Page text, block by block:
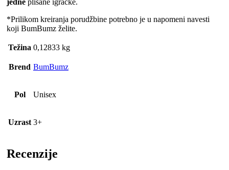
jedne plišane igračke.
*Prilikom kreiranja porudžbine potrebno je u napomeni navesti
koji BumBumz želite.
Težina 0,12833 kg
Brend BumBumz
Pol Unisex
Uzrast 3+
Recenzije